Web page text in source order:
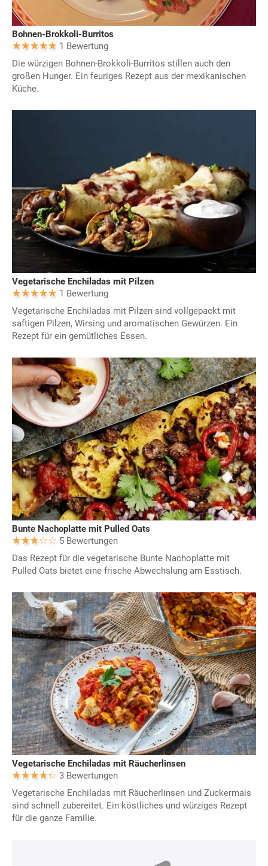
Bohnen-Brokkoli-Burritos
1 Bewertung
Die würzigen Bohnen-Brokkoli-Burritos stillen auch den
großen Hunger. Ein feuriges Rezept aus der mexikanischen
Küche.
Vegetarische Enchiladas mit Pilzen
1 Bewertung
Vegetarische Enchiladas mit Pilzen sind vollgepackt mit
saftigen Pilzen, Wirsing und aromatischen Gewürzen. Ein
Rezept für ein gemütliches Essen.
Bunte Nachoplatte mit Pulled Oats
5 Bewertungen
Das Rezept für die vegetarische Bunte Nachoplatte mit
Pulled Oats bietet eine frische Abwechslung am Esstisch.
Vegetarische Enchiladas mit Räucherlinsen
3 Bewertungen
Vegetarische Enchiladas mit Räucherlinsen und Zuckermais
sind schnell zubereitet. Ein köstliches und würziges Rezept
für die ganze Familie.